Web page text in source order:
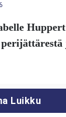
Luikku